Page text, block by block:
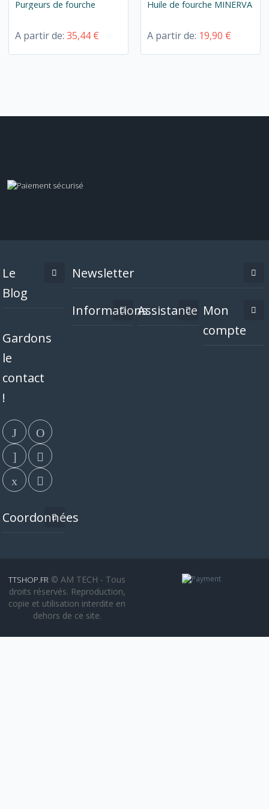
Purgeurs de fourche
A partir de:35,44 €
Huile de fourche MINERVA
A partir de: 19,90 €
Le
Blog
Gardons
le
contact
!
Coordonnées
Newsletter
InformationsAssistance Mon
compte
TTSHOP.FR © AM TECH - Tous
droits réservés. Reproduction,
copie et utilisation interdite en
dehors de ce site.